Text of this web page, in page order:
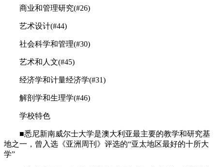
商业和管理研究(#26)
艺术设计(#44)
社会科学和管理(#30)
艺术和人文(#45)
经济学和计量经济学(#31)
解剖学和生理学(#46)
学校特色
■悉尼新南威尔士大学是澳大利亚最主要的教学和研究基
地之一，曾入选《亚洲周刊》评选的“亚太地区最好的十所大
学”